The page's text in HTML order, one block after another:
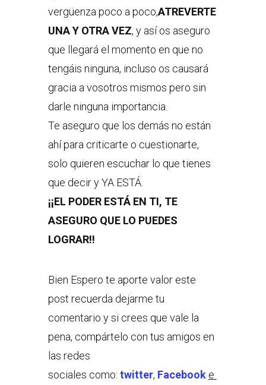
vergüenza poco a poco,ATREVERTE
UNA Y OTRA VEZ, y así os aseguro
que llegará el momento en que no
tengáis ninguna, incluso os causará
gracia a vosotros mismos pero sin
darle ninguna importancia.
Te aseguro que los demás no están
ahí para criticarte o cuestionarte,
solo quieren escuchar lo que tienes
que decir y YA ESTÁ.
¡¡EL PODER ESTÁ EN TI, TE
ASEGURO QUE LO PUEDES
LOGRAR!!
Bien Espero te aporte valor este
post recuerda dejarme tu
comentario y si crees que vale la
pena, compártelo con tus amigos en
las redes
sociales como: twitter, Facebook e